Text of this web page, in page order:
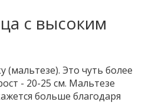
с высоким
Это чуть более
- 20-25 см. Мальтезе
больше благодаря